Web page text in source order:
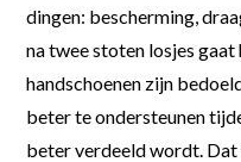
dingen: bescherming,
na twee stoten losjes gaat
handschoenen zijn
beter te ondersteunen
beter verdeeld wordt.